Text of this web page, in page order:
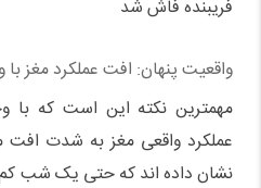
واقعیت پنهان: افت عملکرد مغز
مهمترین نکته این است که
عملکرد واقعی مغز به شدت
نشان داده اند که حتی یک شب